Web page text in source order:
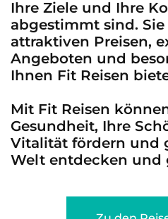
Ihre Ziele und Ihre
abgestimmt sind.
attraktiven Preisen,
Angeboten und
Ihnen Fit Reisen
Mit Fit Reisen
Gesundheit, Ihre
Vitalität fördern und
Welt entdecken und